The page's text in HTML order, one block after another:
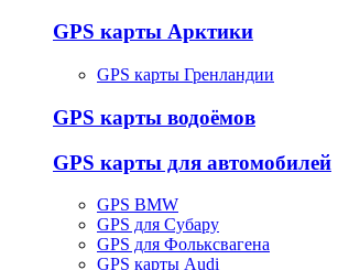
GPS карты Арктики
GPS карты Гренландии
GPS карты водоёмов
GPS карты для автомобилей
GPS BMW
GPS для Субару
GPS для Фольксвагена
GPS карты Audi